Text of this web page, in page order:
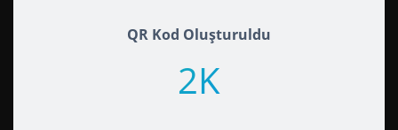
QR Kod Oluşturuldu
2K+